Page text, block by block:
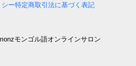
ー特定商取引法に基づく表記
モンゴル語オンラインサロン